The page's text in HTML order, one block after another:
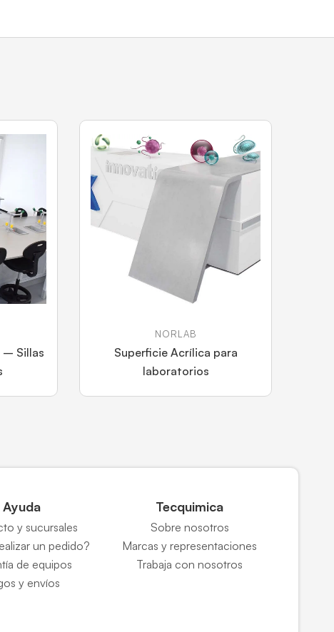
– Sillas
NORLAB
Superficie Acrílica para
laboratorios
Ayuda
y sucursales
un pedido?
de equipos
y envíos
Tecquimica
Sobre nosotros
Marcas y representaciones
Trabaja con nosotros